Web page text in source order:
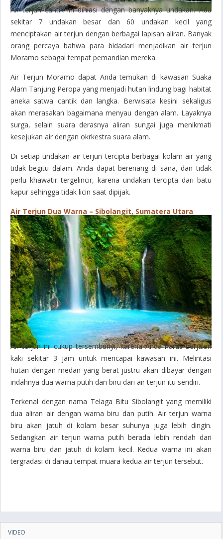
Air terjun cantik ini dihiasi dengan banyaknya undakan. Ada
sekitar 7 undakan besar dan 60 undakan kecil yang
menciptakan air terjun dengan berbagai lapisan aliran. Banyak
orang percaya bahwa para bidadari menjadikan air terjun
Moramo sebagai tempat pemandian mereka.
Air Terjun Moramo dapat Anda temukan di kawasan Suaka
Alam Tanjung Peropa yang menjadi hutan lindung bagi habitat
aneka satwa cantik dan langka. Berwisata kesini sekaligus
akan merasakan bagaimana menyau dengan alam. Layaknya
surga, selain suara derasnya aliran sungai juga menikmati
kesejukan air dengan okrkestra suara alam.
Di setiap undakan air terjun tercipta berbagai kolam air yang
tidak begitu dalam. Anda dapat berenang di sana, dan tidak
perlu khawatir tergelincir, karena undakan tercipta dari batu
kapur sehingga tidak licin saat dipijak.
Air Terjun Dua Warna – Sibolangit, Sumatera Utara
Air terjun ini cukup tersembunyi, karena Anda harus berjalan
kaki sekitar 3 jam untuk mencapai kawasan ini. Melintasi
hutan dengan medan yang berat justru akan dibayar dengan
indahnya dua warna putih dan biru dari air terjun itu sendiri.
Terkenal dengan nama Telaga Bitu Sibolangit yang memiliki
dua aliran air dengan warna biru dan putih. Air terjun warna
biru akan jatuh di kolam besar suhunya juga lebih dingin.
Sedangkan air terjun warna putih berada lebih rendah dari
warna biru dan jatuh di kolam kecil. Kedua warna ini akan
tergradasi di danau tempat muara kedua air terjun tersebut.
VIDEO